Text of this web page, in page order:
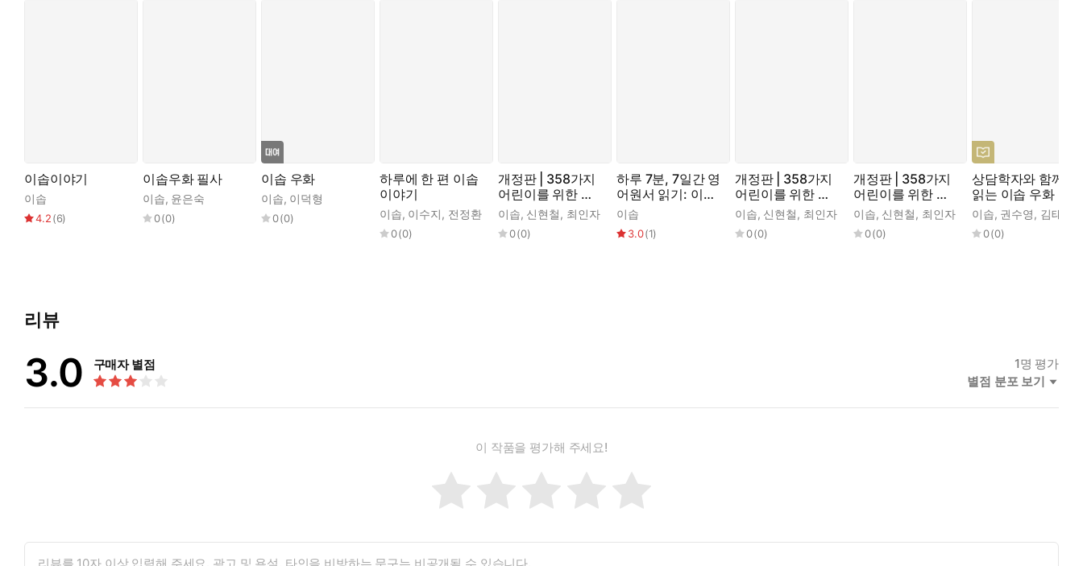
이솝이야기
이솝
4.2(6)
이솝우화 필사
이솝, 윤은숙
0(0)
이솝 우화
이솝, 이덕형
0(0)
하루에 한 편 이솝
이야기
이솝, 이수지, 전정환
0(0)
개정판 | 358가지
어린이를 위한 이
솝 우화 전집 3
이솝, 신현철, 최인자
0(0)
하루 7분, 7일간 영
어원서 읽기: 이솝
시리즈 1
이솝
3.0(1)
개정판 | 358가지
어린이를 위한 이
솝 우화 전집 1
이솝, 신현철, 최인자
0(0)
개정판 | 358가지
어린이를 위한 이
솝 우화 전집 2
이솝, 신현철, 최인자
0(0)
상담학자와 함께
읽는 이솝 우화
이솝, 권수영, 김태우
0(0)
리뷰
3.0 구매자 별점 1명 평가
별점 분포 보기
이 작품을 평가해 주세요!